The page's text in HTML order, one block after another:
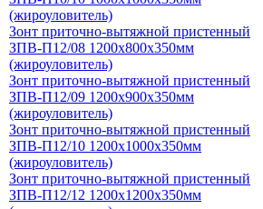
(жироуловитель)
Зонт приточно-вытяжной пристенный
ЗПВ-П12/08 1200х800х350мм
(жироуловитель)
Зонт приточно-вытяжной пристенный
ЗПВ-П12/09 1200х900х350мм
(жироуловитель)
Зонт приточно-вытяжной пристенный
ЗПВ-П12/10 1200х1000х350мм
(жироуловитель)
Зонт приточно-вытяжной пристенный
ЗПВ-П12/12 1200х1200х350мм